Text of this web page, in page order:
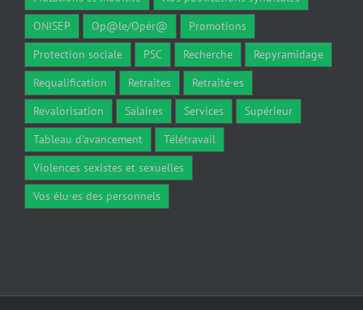
ONISEP
Op@le/Opér@
Promotions
Protection sociale
PSC Recherche
Repyramidage
Requalification
Retraites
Retraité·es
Revalorisation
Salaires Services
Supérieur
Tableau d'avancement
Télétravail
Violences sexistes et sexuelles
Vos élu·es des personnels